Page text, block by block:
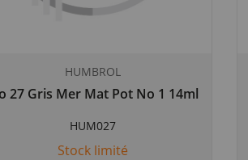
HUMBROL
27 Gris Mer Mat Pot No 1 14ml
HUM027
Stock limité